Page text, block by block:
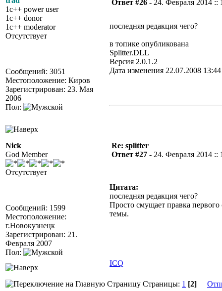
1c++ power user
1c++ donor
1c++ moderator
Отсутствует
Сообщений: 3051
Местоположение: Киров
Зарегистрирован: 23. Мая
2006
Пол:
Ответ #26 - 24. Февраля 2014 ::
последняя редакция чего?
в топике опубликована
Splitter.DLL
Версия 2.0.1.2
Дата изменения 22.07.2008 13:44
Nick
God Member
Отсутствует
Сообщений: 1599
Местоположение:
г.Новокузнецк
Зарегистрирован: 21.
Февраля 2007
Пол:
Re: splitter
Ответ #27 - 24. Февраля 2014 ::
Цитата:
последняя редакция чего?
Просто смущает правка
темы.
ICQ
Страницы: 1 [2]